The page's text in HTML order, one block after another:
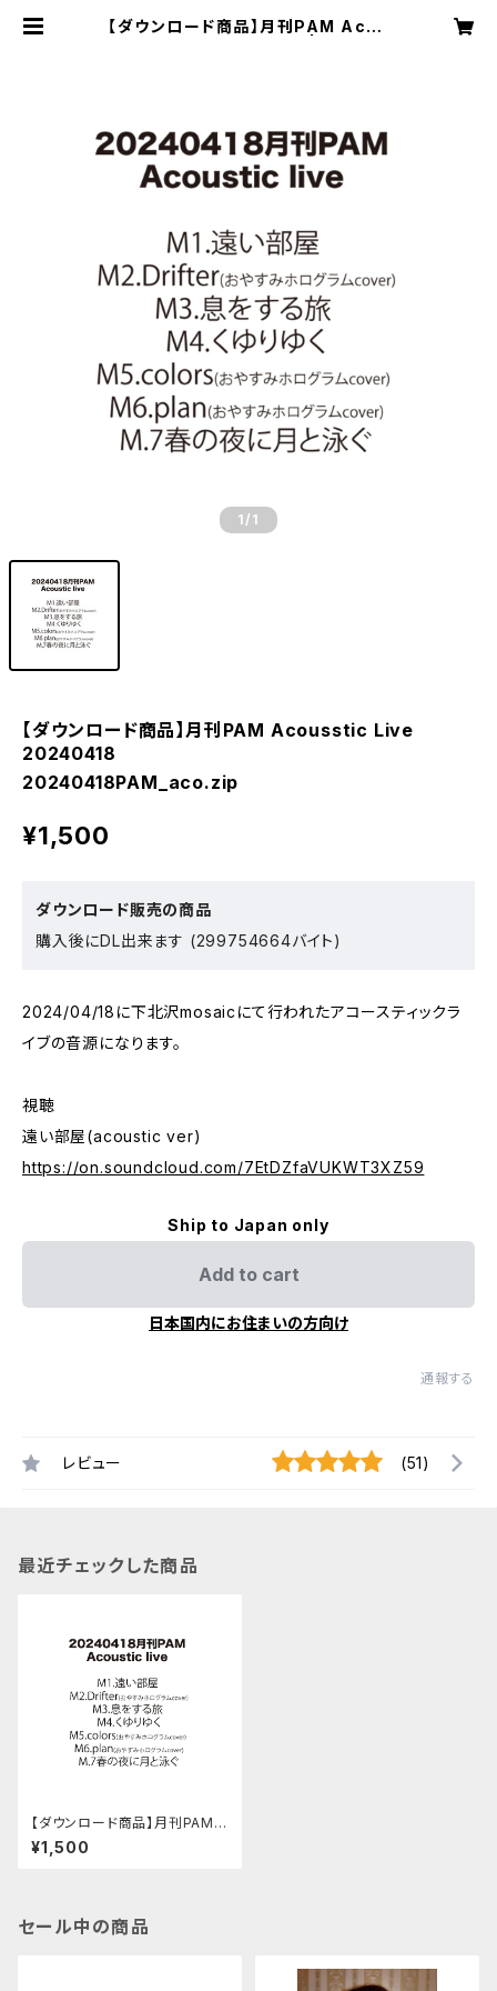
【ダウンロード商品】月刊PAM Acou
1 /1
【ダウンロード商品】月刊PAM Acousstic Live
20240418
20240418PAM_aco.zip
¥1,500
ダウンロード販売の商品
購入後にDL出来ます (299754664バイト)
2024/04/18に下北沢mosaicにて行われたアコースティックラ
イブの音源になります。
視聴
遠い部屋(acoustic ver)
https://on.soundcloud.com/7EtDZfaVUKWT3XZ59
Ship to Japan only
Add to cart
日本国内にお住まいの方向け
通報する
レビュー (51)
最近チェックした商品
【ダウンロード商品】月刊PAM A
cousstic Live 20240418
¥1,500
セール中の商品